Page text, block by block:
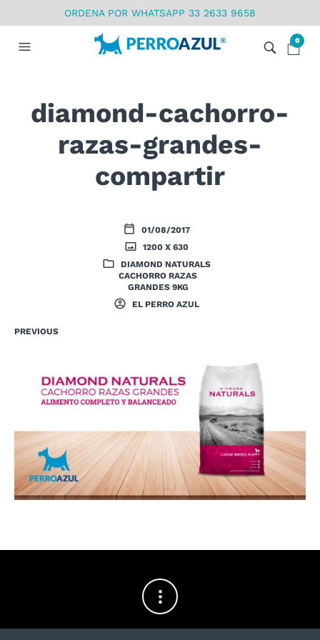
ORDENA POR WHATSAPP 33 2633 9658
0
diamond-cachorro-
razas-grandes-
compartir
01/08/2017
1200 X 630
DIAMOND NATURALS
CACHORRO RAZAS
GRANDES 9KG
EL PERRO AZUL
PREVIOUS